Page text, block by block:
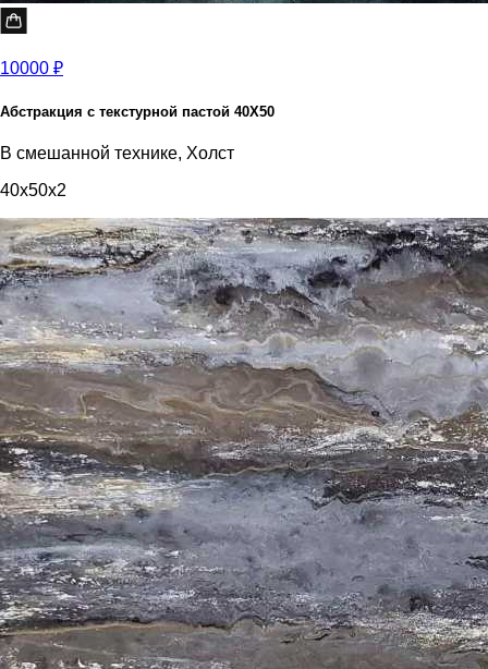
10000 ₽
Абстракция с текстурной пастой 40Х50
В смешанной технике, Холст
40x50x2